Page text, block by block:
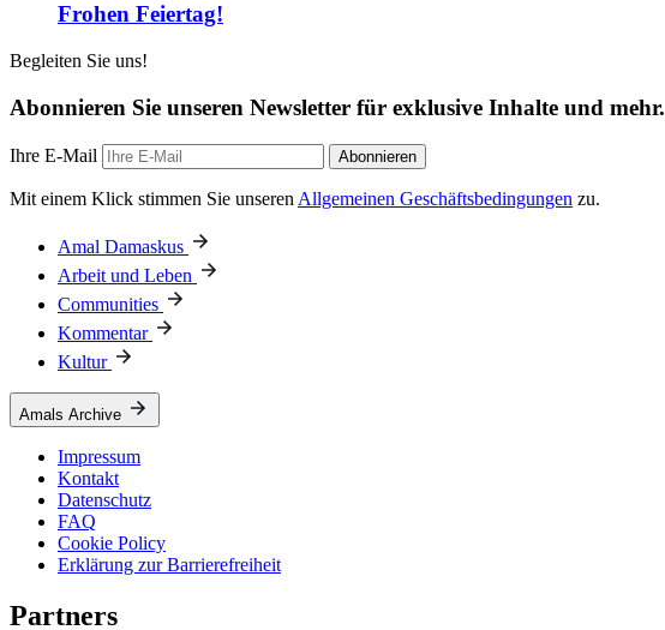
Frohen Feiertag!
Begleiten Sie uns!
Abonnieren Sie unseren Newsletter für exklusive Inhalte und mehr.
Ihre E-Mail Abonnieren
Mit einem Klick stimmen Sie unseren Allgemeinen Geschäftsbedingungen zu.
Amal Damaskus
Arbeit und Leben
Communities
Kommentar
Kultur
Amals Archive
Impressum
Kontakt
Datenschutz
FAQ
Cookie Policy
Erklärung zur Barrierefreiheit
Partners